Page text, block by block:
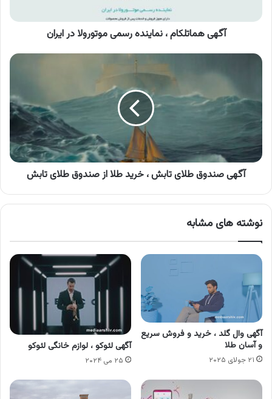
آگهی هماتلکام ، نماینده رسمی موتورولا در ایران
آگهی
تابش
خرید
طلا
از
صندوق
آگهی صندوق طلای تابش ، خرید طلا از صندوق طلای تابش
نوشته های مشابه
آگهی وال گلد ، خرید و فروش سریع
و آسان طلا
۲۱ جولای ۲۰۲۵
آگهی لئوکو ، لوازم خانگی لئوکو
۲۵ می ۲۰۲۴